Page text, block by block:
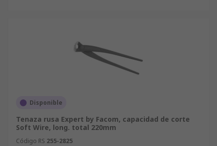
Disponible
Tenaza rusa Expert by Facom, capacidad de corte
Soft Wire, long. total 220mm
Código RS 255-2825